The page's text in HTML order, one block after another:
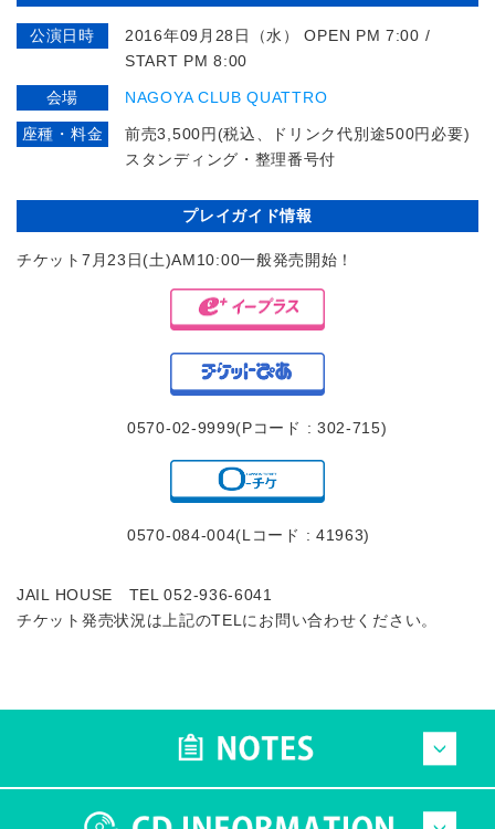
公演日時
2016年09月28日（水） OPEN PM 7:00 /
START PM 8:00
会場 NAGOYA CLUB QUATTRO
座種・料金
前売3,500円(税込、ドリンク代別途500円必要)
スタンディング・整理番号付
プレイガイド情報
チケット7月23日(土)AM10:00一般発売開始！
0570-02-9999(Pコード : 302-715)
0570-084-004(Lコード : 41963)
JAIL HOUSE TEL 052-936-6041
チケット発売状況は上記のTELにお問い合わせください。